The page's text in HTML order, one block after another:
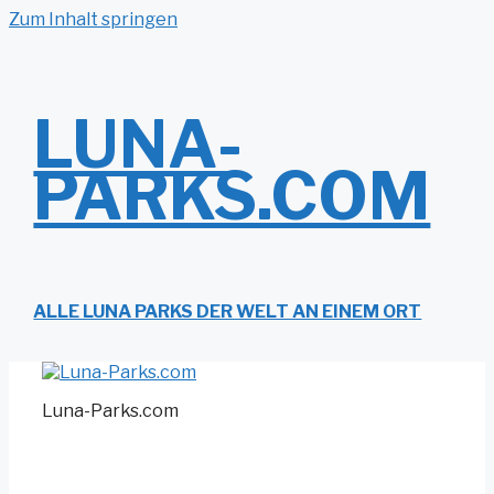
Zum Inhalt springen
LUNA-
PARKS.COM
ALLE LUNA PARKS DER WELT AN EINEM ORT
Luna-Parks.com